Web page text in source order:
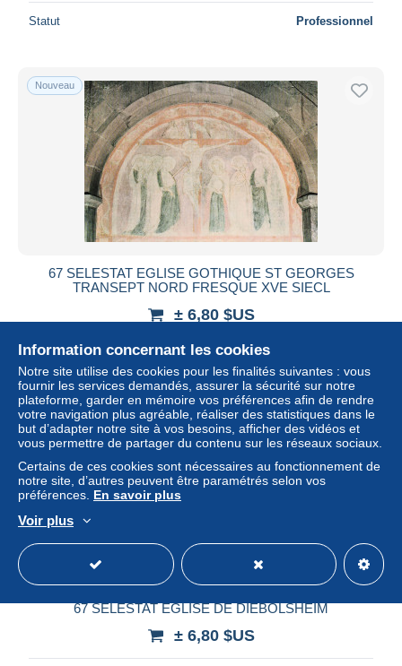
Statut Professionnel
Nouveau
67 SELESTAT EGLISE GOTHIQUE ST GEORGES
TRANSEPT NORD FRESQUE XVE SIECL
± 6,80 $US
Statut
Nouveau
67 SELESTAT EGLISE DE DIEBOLSHEIM
± 6,80 $US
Information concernant les cookies
Notre site utilise des cookies pour les finalités suivantes : vous
fournir les services demandés, assurer la sécurité sur notre
plateforme, garder en mémoire vos préférences afin de rendre
votre navigation plus agréable, réaliser des statistiques dans le
but d’adapter notre site à vos besoins, afficher des vidéos et
vous permettre de partager du contenu sur les réseaux sociaux.
Certains de ces cookies sont nécessaires au fonctionnement de
notre site, d’autres peuvent être paramétrés selon vos
préférences. En savoir plus
Voir plus